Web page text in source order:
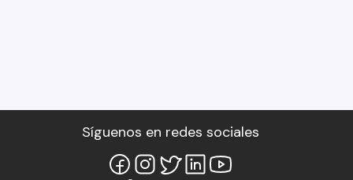
Síguenos en redes sociales